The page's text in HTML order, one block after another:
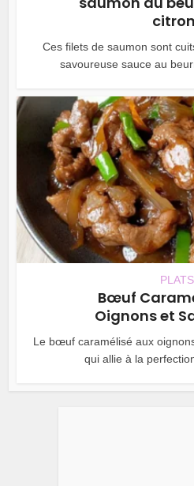
Ces filets de saumon sont
savoureuse sauce au
PLATS
Bœuf
Oignons et
Le bœuf caramélisé aux
qui allie à la